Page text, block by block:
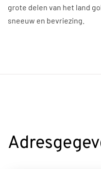
grote delen van het land
sneeuw en bevriezing.